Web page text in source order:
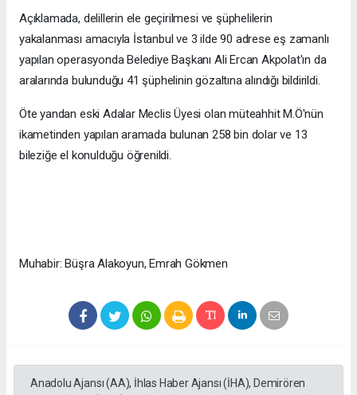
Açıklamada, delillerin ele geçirilmesi ve şüphelilerin
yakalanması amacıyla İstanbul ve 3 ilde 90 adrese eş zamanlı
yapılan operasyonda Belediye Başkanı Ali Ercan Akpolat'ın da
aralarında bulunduğu 41 şüphelinin gözaltına alındığı bildirildi.
Öte yandan eski Adalar Meclis Üyesi olan müteahhit M.Ö'nün
ikametinden yapılan aramada bulunan 258 bin dolar ve 13
bileziğe el konulduğu öğrenildi.
Muhabir: Büşra Alakoyun, Emrah Gökmen
Anadolu Ajansı (AA), İhlas Haber Ajansı (İHA), Demirören